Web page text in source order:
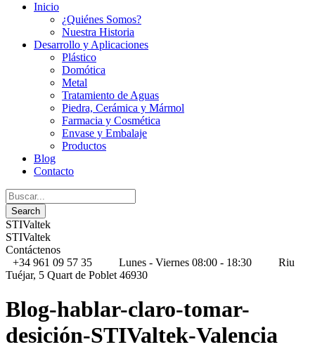
Inicio
¿Quiénes Somos?
Nuestra Historia
Desarrollo y Aplicaciones
Plástico
Domótica
Metal
Tratamiento de Aguas
Piedra, Cerámica y Mármol
Farmacia y Cosmética
Envase y Embalaje
Productos
Blog
Contacto
STIValtek
STIValtek
Contáctenos
+34 961 09 57 35
Lunes - Viernes 08:00 - 18:30
Riu
Tuéjar, 5 Quart de Poblet 46930
Blog-hablar-claro-tomar-
desición-STIValtek-Valencia